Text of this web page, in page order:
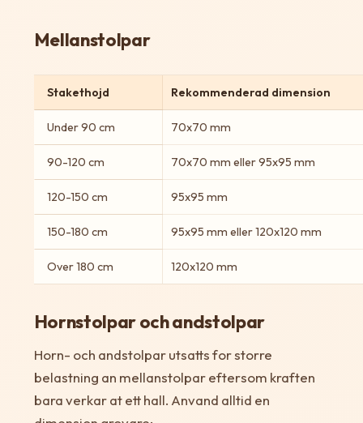
Mellanstolpar
Stakethojd Rekommenderad dimension
Under 90 cm 70x70 mm
90-120 cm 70x70 mm eller 95x95 mm
120-150 cm 95x95 mm
150-180 cm 95x95 mm eller 120x120 mm
Over 180 cm 120x120 mm
Hornstolpar och andstolpar
Horn- och andstolpar utsatts for storre
belastning an mellanstolpar eftersom kraften
bara verkar at ett hall. Anvand alltid en